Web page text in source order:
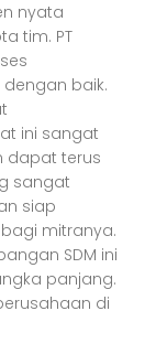
nyata
tim. PT
baik.
ini sangat
dapat terus
sangat
siap
mitranya.
SDM ini
panjang.
di